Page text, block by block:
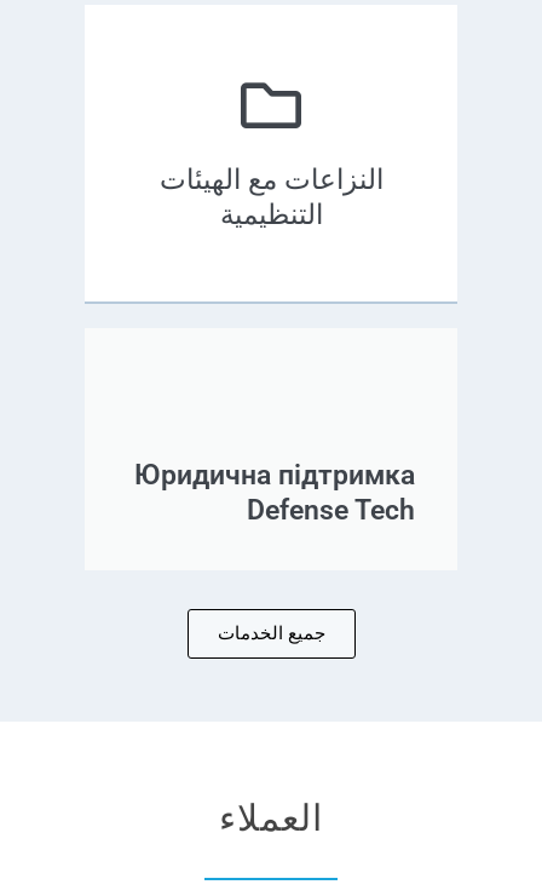
النزاعات مع الهيئات
التنظيمية
Юридична підтримка
Defense Tech
جميع الخدمات
العملاء